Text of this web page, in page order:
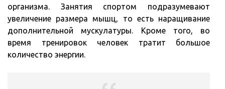
организма. Занятия спортом подразумевают
увеличение размера мышц, то есть наращивание
дополнительной мускулатуры. Кроме того, во
время тренировок человек тратит большое
количество энергии.